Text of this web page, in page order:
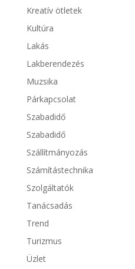
Kreatív ötletek
Kultúra
Lakás
Lakberendezés
Muzsika
Párkapcsolat
Szabadidő
Szabadidő
Szállítmányozás
Számítástechnika
Szolgáltatók
Tanácsadás
Trend
Turizmus
Üzlet